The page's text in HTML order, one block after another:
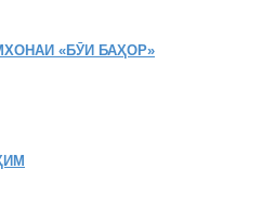
«БӮИ БАҲОР»